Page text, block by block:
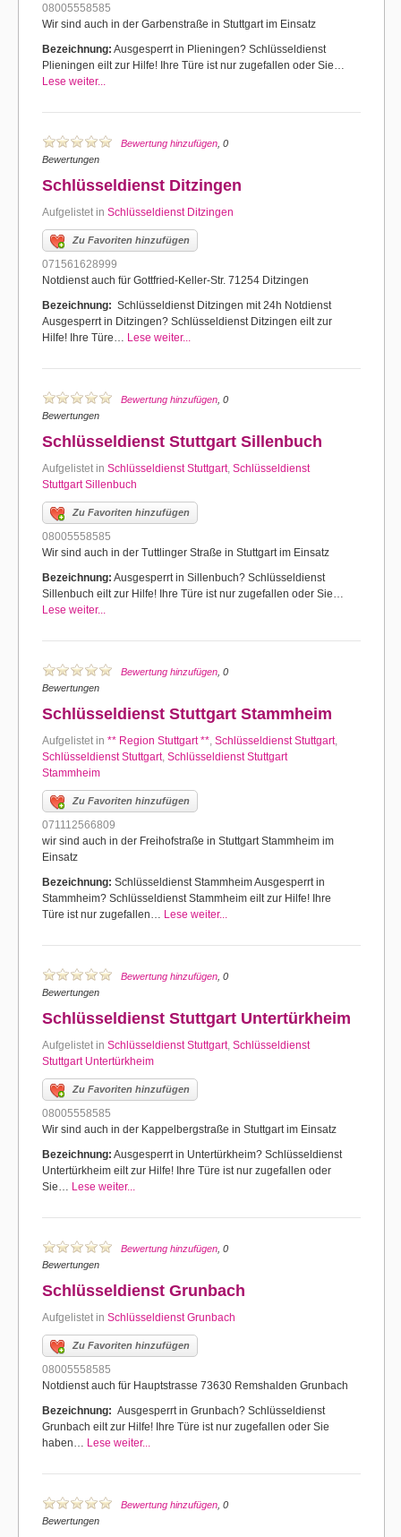
08005558585
Wir sind auch in der Garbenstraße in Stuttgart im Einsatz
Bezeichnung: Ausgesperrt in Plieningen? Schlüsseldienst
Plieningen eilt zur Hilfe! Ihre Türe ist nur zugefallen oder Sie…
Lese weiter...
Bewertung hinzufügen , 0
Bewertungen
Schlüsseldienst Ditzingen
Aufgelistet in Schlüsseldienst Ditzingen
Zu Favoriten hinzufügen
071561628999
Notdienst auch für Gottfried-Keller-Str. 71254 Ditzingen
Bezeichnung: Schlüsseldienst Ditzingen mit 24h Notdienst
Ausgesperrt in Ditzingen? Schlüsseldienst Ditzingen eilt zur
Hilfe! Ihre Türe… Lese weiter...
Bewertung hinzufügen , 0
Bewertungen
Schlüsseldienst Stuttgart Sillenbuch
Aufgelistet in Schlüsseldienst Stuttgart, Schlüsseldienst
Stuttgart Sillenbuch
Zu Favoriten hinzufügen
08005558585
Wir sind auch in der Tuttlinger Straße in Stuttgart im Einsatz
Bezeichnung: Ausgesperrt in Sillenbuch? Schlüsseldienst
Sillenbuch eilt zur Hilfe! Ihre Türe ist nur zugefallen oder Sie…
Lese weiter...
Bewertung hinzufügen , 0
Bewertungen
Schlüsseldienst Stuttgart Stammheim
Aufgelistet in ** Region Stuttgart **, Schlüsseldienst Stuttgart,
Schlüsseldienst Stuttgart, Schlüsseldienst Stuttgart
Stammheim
Zu Favoriten hinzufügen
071112566809
wir sind auch in der Freihofstraße in Stuttgart Stammheim im
Einsatz
Bezeichnung: Schlüsseldienst Stammheim Ausgesperrt in
Stammheim? Schlüsseldienst Stammheim eilt zur Hilfe! Ihre
Türe ist nur zugefallen… Lese weiter...
Bewertung hinzufügen , 0
Bewertungen
Schlüsseldienst Stuttgart Untertürkheim
Aufgelistet in Schlüsseldienst Stuttgart, Schlüsseldienst
Stuttgart Untertürkheim
Zu Favoriten hinzufügen
08005558585
Wir sind auch in der Kappelbergstraße in Stuttgart im Einsatz
Bezeichnung: Ausgesperrt in Untertürkheim? Schlüsseldienst
Untertürkheim eilt zur Hilfe! Ihre Türe ist nur zugefallen oder
Sie… Lese weiter...
Bewertung hinzufügen , 0
Bewertungen
Schlüsseldienst Grunbach
Aufgelistet in Schlüsseldienst Grunbach
Zu Favoriten hinzufügen
08005558585
Notdienst auch für Hauptstrasse 73630 Remshalden Grunbach
Bezeichnung: Ausgesperrt in Grunbach? Schlüsseldienst
Grunbach eilt zur Hilfe! Ihre Türe ist nur zugefallen oder Sie
haben… Lese weiter...
Bewertung hinzufügen , 0
Bewertungen